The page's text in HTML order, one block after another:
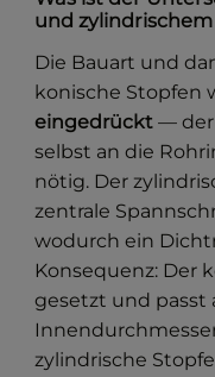
und
Die Bauart und
konische Stopfen
eingedrückt — der
selbst an die
nötig. Der
zentrale
wodurch ein
Konsequenz: Der
gesetzt und passt
zylindrische